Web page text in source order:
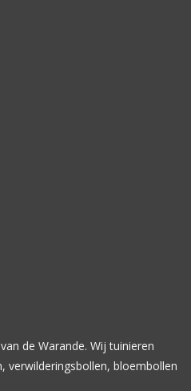
de Warande. Wij tuinieren
verwilderingsbollen, bloembollen